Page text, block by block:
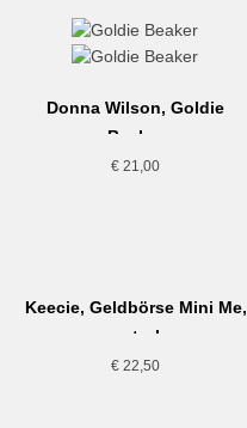
Donna Wilson, Goldie
Becher
€ 21,00
Keecie, Geldbörse Mini Me,
petrol
€ 22,50